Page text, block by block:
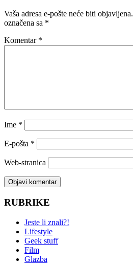
Vaša adresa e-pošte neće biti objavljena.
označena sa *
Komentar *
Ime *
E-pošta *
Web-stranica
RUBRIKE
Jeste li znali?!
Lifestyle
Geek stuff
Film
Glazba